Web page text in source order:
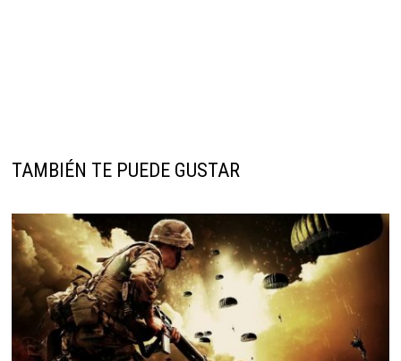
TAMBIÉN TE PUEDE GUSTAR